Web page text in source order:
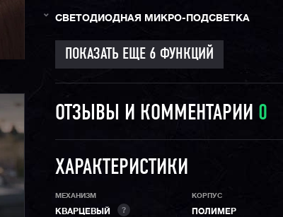
СВЕТОДИОДНАЯ МИКРО-ПОДСВЕТКА
ОТЗЫВЫ И КОММЕНТАРИИ 0
ХАРАКТЕРИСТИКИ
МЕХАНИЗМ
КВАРЦЕВЫЙ ?
КОРПУС
ПОЛИМЕР